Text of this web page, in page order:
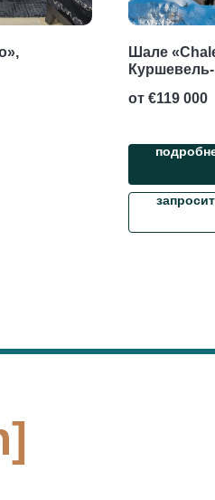
Шале
от €119 000